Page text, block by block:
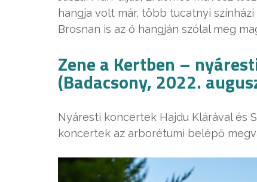
hangja volt már, több tucatnyi
Brosnan is az ő hangján szólal meg
Zene a Kertben –
(Badacsony, 2022.
Nyáresti koncertek Hajdu Klárával és
koncertek az arborétumi belépő